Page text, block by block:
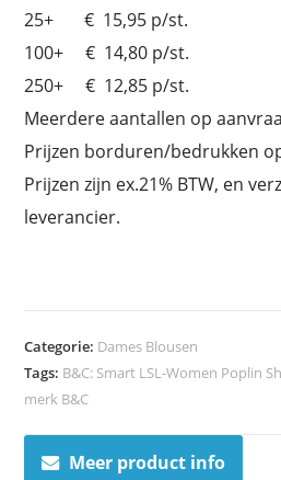
25+ € 15,95 p/st.
100+ € 14,80 p/st.
250+ € 12,85 p/st.
Meerdere aantallen op
Prijzen borduren/bedrukken
Prijzen zijn ex.21% BTW, en
leverancier.
Categorie: Dames Blousen
Tags: B&C: Smart LSL-Women Poplin
merk B&C
Meer product info